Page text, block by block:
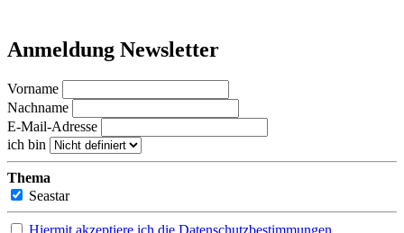
Anmeldung Newsletter
Vorname
Nachname
E-Mail-Adresse
ich bin
Thema
Seastar